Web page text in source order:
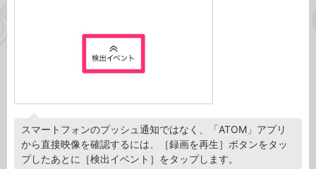
スマートフォンのプッシュ通知ではなく、「ATOM」アプリ
から直接映像を確認するには、［録画を再生］ボタンをタッ
プしたあとに［検出イベント］をタップします。